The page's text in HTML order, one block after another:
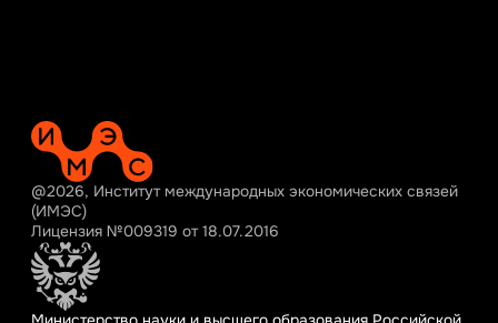
@2026, Институт международных экономических связей
(ИМЭС)
Лицензия №009319 от 18.07.2016